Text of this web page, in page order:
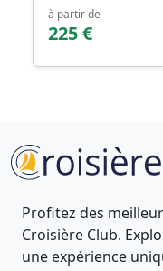
à partir de
225 €
Profitez des
Croisière Club.
une expérience